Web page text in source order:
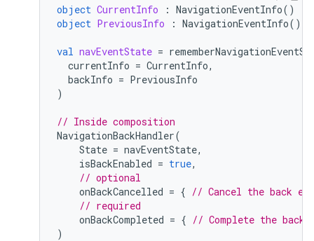
object CurrentInfo : NavigationEventInfo()
object PreviousInfo : NavigationEventInfo()
val navEventState =
currentInfo = CurrentInfo,
backInfo = PreviousInfo
)
// Inside composition
NavigationBackHandler(
State = navEventState,
isBackEnabled = true,
// optional
onBackCancelled = { // Cancel the back
// required
onBackCompleted = { // Complete the
)